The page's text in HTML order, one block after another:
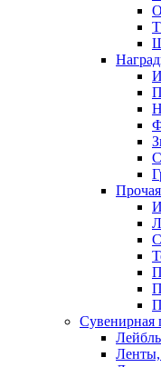
Сувенирная